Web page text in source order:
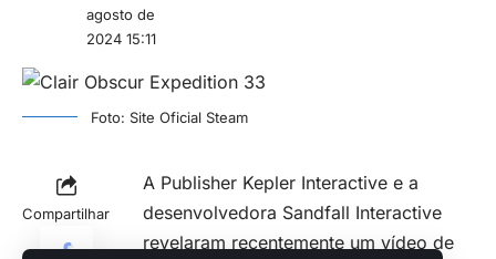
agosto de
2024 15:11
Foto: Site Oficial Steam
Compartilhar
A Publisher Kepler Interactive e a
desenvolvedora Sandfall Interactive
revelaram recentemente um vídeo de